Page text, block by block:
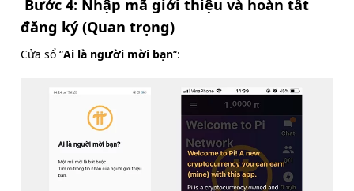
Bước 4: Nhập mã giới thiệu và hoàn tất
đăng ký (Quan trọng)
Cửa sổ “Ai là người mời bạn“: